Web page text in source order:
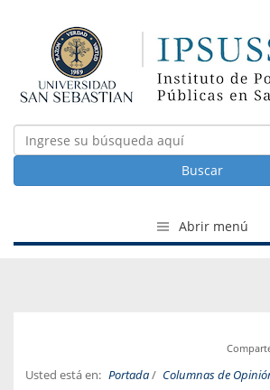
Buscar
Abrir menú
Usted está en: Portada/ Columnas de